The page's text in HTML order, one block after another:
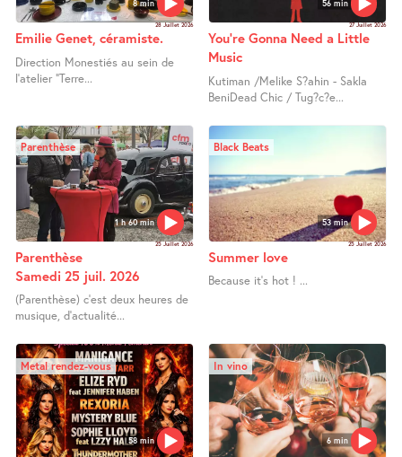
8 min
28 Juillet 2026
Emilie Genet, céramiste.
Direction Monestiés au sein de
l’atelier "Terre...
56 min
27 Juillet 2026
You’re Gonna Need a Little
Music
Kutiman /Melike S?ahin - Sakla
BeniDead Chic / Tug?c?e...
1 h 60 min
Parenthèse
25 Juillet 2026
Parenthèse
Samedi 25 juil. 2026
(Parenthèse) c’est deux heures de
musique, d’actualité...
53 min
Black Beats
25 Juillet 2026
Summer love
Because it’s hot ! ...
58 min
Metal rendez-vous
6 min
In vino